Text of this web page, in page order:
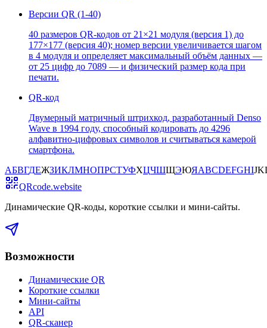
Версии QR (1-40)
40 размеров QR-кодов от 21×21 модуля (версия 1) до
177×177 (версия 40); номер версии увеличивается шагом
в 4 модуля и определяет максимальный объём данных —
от 25 цифр до 7089 — и физический размер кода при
печати.
QR-код
Двумерный матричный штрихкод, разработанный Denso
Wave в 1994 году, способный кодировать до 4296
алфавитно-цифровых символов и считываться камерой
смартфона.
АБВГДЕЖЗИКЛМНОПРСТУФХЦЧШЩЭЮЯABCDEFGHIJK
QRcode.website
Динамические QR-коды, короткие ссылки и мини-сайты.
Возможности
Динамические QR
Короткие ссылки
Мини-сайты
API
QR-сканер